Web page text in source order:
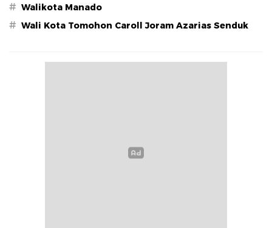
# Walikota Manado
# Wali Kota Tomohon Caroll Joram Azarias Senduk